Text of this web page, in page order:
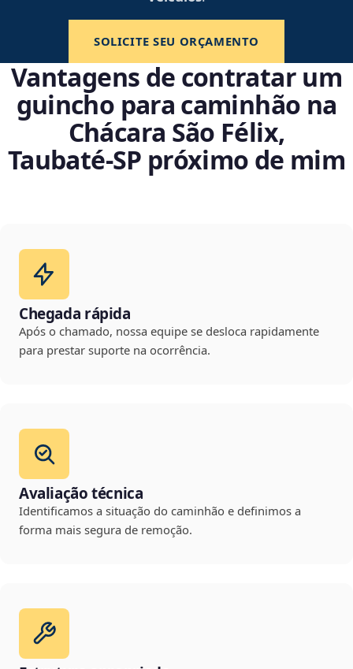
SOLICITE SEU ORÇAMENTO
Vantagens de contratar um
guincho para caminhão na
Chácara São Félix,
Taubaté‑SP próximo de mim
Chegada rápida
Após o chamado, nossa equipe se desloca rapidamente
para prestar suporte na ocorrência.
Avaliação técnica
Identificamos a situação do caminhão e definimos a
forma mais segura de remoção.